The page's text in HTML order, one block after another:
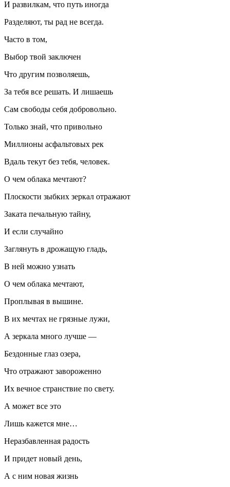
И развилкам, что путь иногда
Разделяют, ты рад не всегда.
Часто в том,
Выбор твой заключен
Что другим позволяешь,
За тебя все решать. И лишаешь
Сам свободы себя добровольно.
Только знай, что привольно
Миллионы асфальтовых рек
Вдаль текут без тебя, человек.
О чем облака мечтают?
Плоскости зыбких зеркал отражают
Заката печальную тайну,
И если случайно
Заглянуть в дрожащую гладь,
В ней можно узнать
О чем облака мечтают,
Проплывая в вышине.
В их мечтах не грязные лужи,
А зеркала много лучше —
Бездонные глаз озера,
Что отражают завороженно
Их вечное странствие по свету.
А может все это
Лишь кажется мне…
Неразбавленная радость
И придет новый день,
А с ним новая жизнь